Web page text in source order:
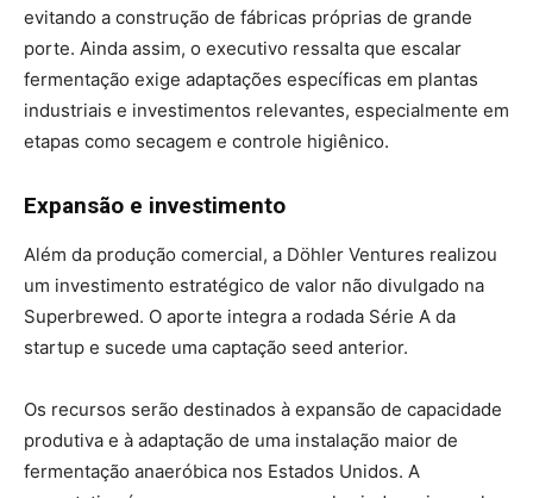
evitando a construção de fábricas próprias de grande
porte. Ainda assim, o executivo ressalta que escalar
fermentação exige adaptações específicas em plantas
industriais e investimentos relevantes, especialmente em
etapas como secagem e controle higiênico.
Expansão e investimento
Além da produção comercial, a Döhler Ventures realizou
um investimento estratégico de valor não divulgado na
Superbrewed. O aporte integra a rodada Série A da
startup e sucede uma captação seed anterior.
Os recursos serão destinados à expansão de capacidade
produtiva e à adaptação de uma instalação maior de
fermentação anaeróbica nos Estados Unidos. A